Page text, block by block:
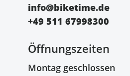
info@biketime.de
+49 511 67998300
Öffnungszeiten
Montag geschlossen